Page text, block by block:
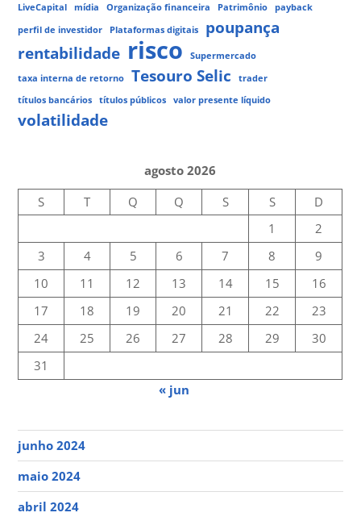
LiveCapital
mídia Organização financeira Patrimônio
payback
perfil de investidor
Plataformas digitais
poupança
rentabilidade risco
Supermercado
taxa interna de retorno
Tesouro Selic
trader
títulos bancários
títulos públicos valor presente líquido
volatilidade
agosto 2026
S
T Q Q S S
D
1
2
3
4 5 6 7 8
9
10
11 12 13 14 15
16
17
18 19 20 21 22
23
24
25 26 27 28 29
30
31
« jun
junho 2024
maio 2024
abril 2024